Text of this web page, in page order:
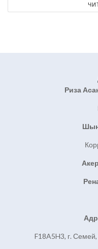
Риза
F18A5H3, г.